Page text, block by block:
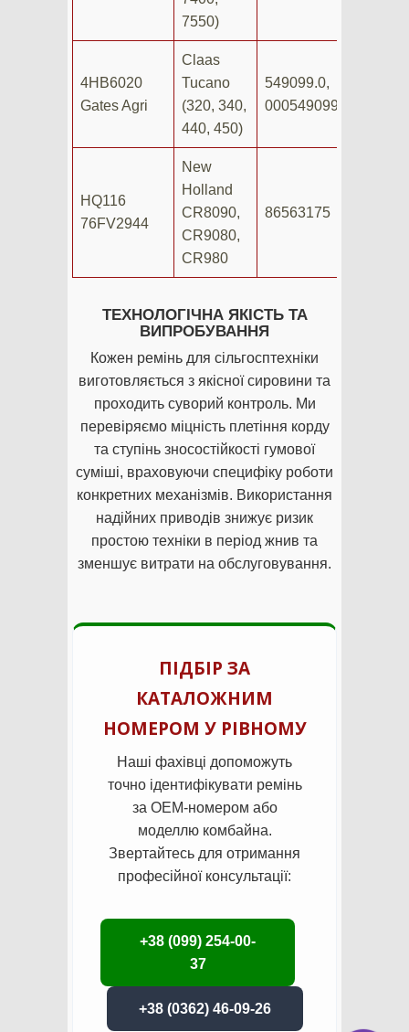
7550)
4HB6020
Gates Agri
Claas
Tucano
(320, 340,
440, 450)
549099.0,
0005490990
HQ116
76FV2944
New
Holland
CR8090,
CR9080,
CR980
86563175
ТЕХНОЛОГІЧНА ЯКІСТЬ ТА
ВИПРОБУВАННЯ
Кожен ремінь для сільгосптехніки
виготовляється з якісної сировини та
проходить суворий контроль. Ми
перевіряємо міцність плетіння корду
та ступінь зносостійкості гумової
суміші, враховуючи специфіку роботи
конкретних механізмів. Використання
надійних приводів знижує ризик
простою техніки в період жнив та
зменшує витрати на обслуговування.
ПІДБІР ЗА
КАТАЛОЖНИМ
НОМЕРОМ У РІВНОМУ
Наші фахівці допоможуть
точно ідентифікувати ремінь
за OEM-номером або
моделлю комбайна.
Звертайтесь для отримання
професійної консультації:
+38 (099) 254-00-
37
+38 (0362) 46-09-26